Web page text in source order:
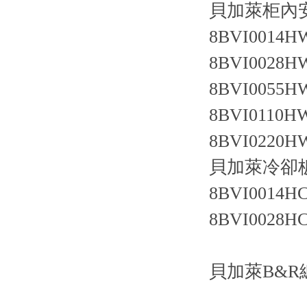
貝加萊柜內
貝加萊冷卻
貝加萊B&R